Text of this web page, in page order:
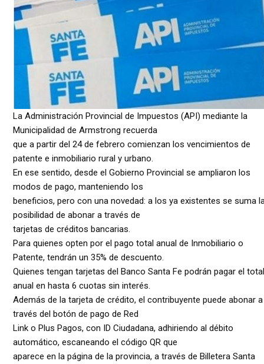
La Administración Provincial de Impuestos (API) mediante la
Municipalidad de Armstrong recuerda
que a partir del 24 de febrero comienzan los vencimientos de
patente e inmobiliario rural y urbano.
En ese sentido, desde el Gobierno Provincial se ampliaron los
modos de pago, manteniendo los
beneficios, pero con una novedad: a los ya existentes se suma
posibilidad de abonar a través de
tarjetas de créditos bancarias.
Para quienes opten por el pago total anual de Inmobiliario o
Patente, tendrán un 35% de descuento.
Quienes tengan tarjetas del Banco Santa Fe podrán pagar el total
anual en hasta 6 cuotas sin interés.
Además de la tarjeta de crédito, el contribuyente puede abonar a
través del botón de pago de Red
Link o Plus Pagos, con ID Ciudadana, adhiriendo al débito
automático, escaneando el código QR que
aparece en la página de la provincia, a través de Billetera Santa